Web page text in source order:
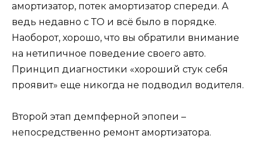
амортизатор, потек амортизатор спереди. А
ведь недавно с ТО и всё было в порядке.
Наоборот, хорошо, что вы обратили внимание
на нетипичное поведение своего авто.
Принцип диагностики «хороший стук себя
проявит» еще никогда не подводил водителя.
Второй этап демпферной эпопеи –
непосредственно ремонт амортизатора.